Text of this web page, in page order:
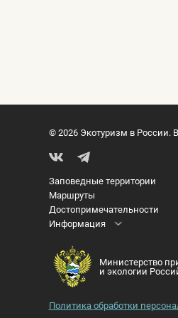
© 2026 Экотуризм в России.
Заповедные территории
Маршруты
Достопримечательности
Информация
Министерство
и экологии
Политика обработки